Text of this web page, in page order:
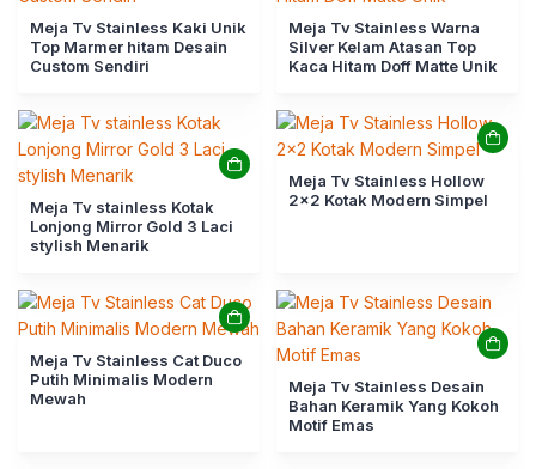
Meja Tv Stainless Kaki Unik
Top Marmer hitam Desain
Custom Sendiri
Meja Tv Stainless Warna
Silver Kelam Atasan Top
Kaca Hitam Doff Matte Unik
Meja Tv stainless Kotak
Lonjong Mirror Gold 3 Laci
stylish Menarik
Meja Tv Stainless Hollow
2×2 Kotak Modern Simpel
Meja Tv Stainless Cat Duco
Putih Minimalis Modern
Mewah
Meja Tv Stainless Desain
Bahan Keramik Yang Kokoh
Motif Emas